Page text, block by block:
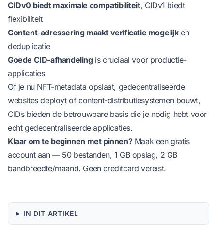
IN DIT ARTIKEL
CIDv0 biedt maximale compatibiliteit, CIDv1 biedt
flexibiliteit
Content-adressering maakt verificatie mogelijken
deduplicatie
Goede CID-afhandeling is cruciaal voor productie-
applicaties
Of je nu NFT-metadata opslaat, gedecentraliseerde
websites deployt of content-distributiesystemen bouwt,
CIDs bieden de betrouwbare basis die je nodig hebt voor
echt gedecentraliseerde applicaties.
Klaar om te beginnen met pinnen? Maak een gratis
account aan— 50 bestanden, 1 GB opslag, 2 GB
bandbreedte/maand. Geen creditcard vereist.